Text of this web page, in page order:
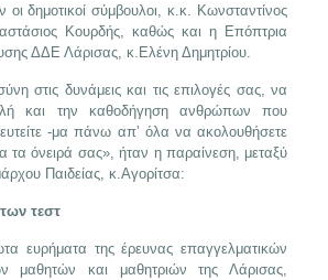
δημοτικοί σύμβουλοι, κ.κ. Κωνσταντίνος
Κουρδής, καθώς και η Επόπτρια
ΔΔΕ Λάρισας, κ.Ελένη Δημητρίου.
στις δυνάμεις και τις επιλογές σας, να
και την καθοδήγηση ανθρώπων που
-μα πάνω απ’ όλα να ακολουθήσετε
τα όνειρά σας», ήταν η παραίνεση, μεταξύ
Παιδείας, κ.Αγορίτσα:
τεστ
ευρήματα της έρευνας επαγγελματικών
μαθητών και μαθητριών της Λάρισας,